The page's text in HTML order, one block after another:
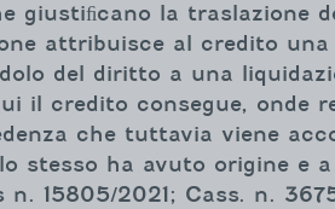
giustiﬁcano la traslazione
attribuisce al credito
del diritto a una
il credito consegue, onde
che tuttavia viene
stesso ha avuto origine e
15805/2021; Cass. n.